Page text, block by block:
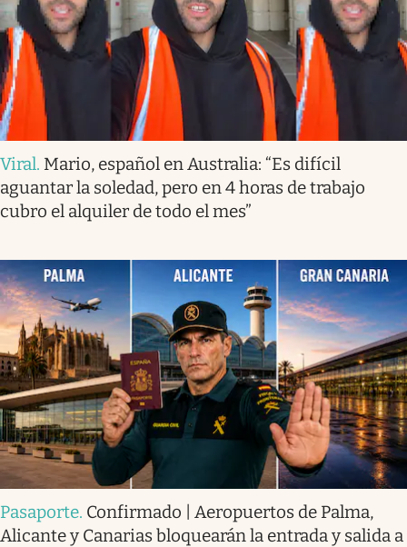
Viral. Mario, español en Australia: “Es difícil
aguantar la soledad, pero en 4 horas de trabajo
cubro el alquiler de todo el mes”
Pasaporte. Confirmado | Aeropuertos de Palma,
Alicante y Canarias bloquearán la entrada y salida a